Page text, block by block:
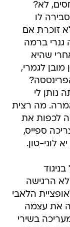
לא?
לו
זוכרת אם
גנרי ברמה
שהיא
לגמרי,
נותן לי
מה רצית
לכפות את
ספייס,
לוני-טון.
הרגישה
הלאבי
את עצמה
בשירי